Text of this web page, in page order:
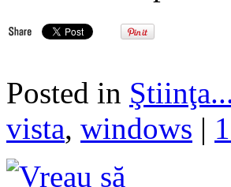
Posted in
vista, windows |